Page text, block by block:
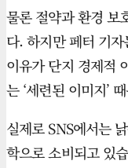
물론 절약과 환경 보
다. 하지만 페터 기
이유가 단지 경제적
는 ‘세련된 이미지’
실제로 SNS에서는
학으로 소비되고 있